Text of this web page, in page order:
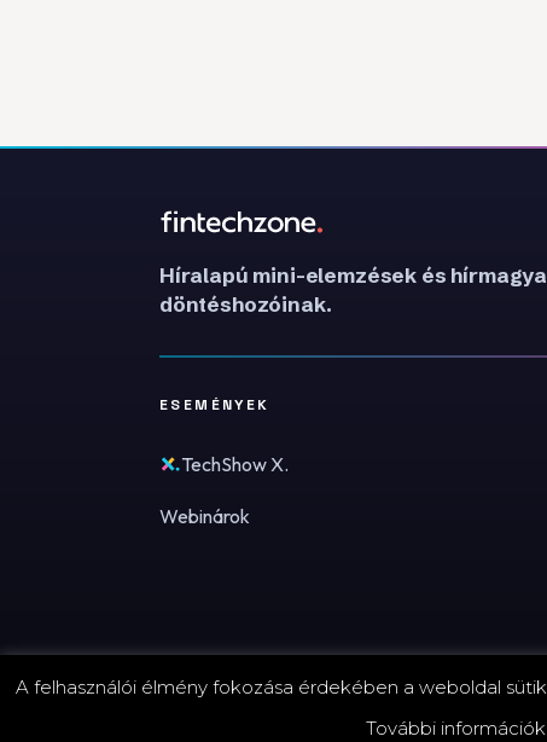
Híralapú mini-elemzések és
döntéshozóinak.
ESEMÉNYEK
TechShow X.
Webinárok
© 2026 FinTechZone.hu - A FinTech Group Kft.
A felhasználói élmény fokozása érdekében a weboldal
További